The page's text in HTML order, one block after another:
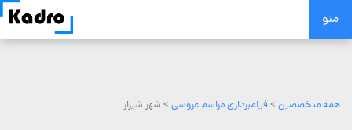
Skip
منو
همه متخصصین >فیلمبرداری مراسم عروسی > شهر شیراز